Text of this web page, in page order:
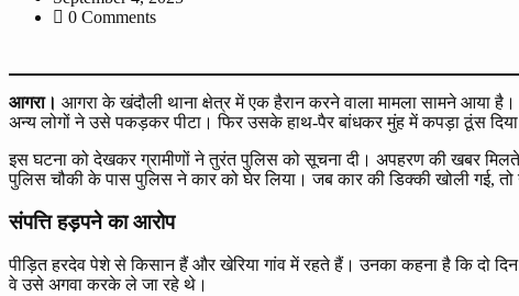
0 Comments
आगरा। आगरा के खंदौली थाना क्षेत्र में एक हैरान करने वाला मामला सामने आया
अन्य लोगों ने उसे पकड़कर पीटा। फिर उसके हाथ-पैर बांधकर मुंह में कपड़ा ठूंस
इस घटना को देखकर ग्रामीणों ने तुरंत पुलिस को सूचना दी। अपहरण की खबर
पुलिस चौकी के पास पुलिस ने कार को घेर लिया। जब कार की डिक्की खोली गई,
संपत्ति हड़पने का आरोप
पीड़ित हरदेव पेशे से किसान हैं और खेरिया गांव में रहते हैं। उनका कहना है कि दो
वे उसे अगवा करके ले जा रहे थे।